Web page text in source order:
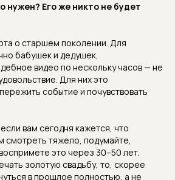
нужен? Его же никто не будет
о старшем поколении. Для
бабушек и дедушек,
видео по нескольку часов — не
Для них это
событие и почувствовать
вам сегодня кажется, что
смотреть тяжело, подумайте,
это через 30–50 лет.
золотую свадьбу, то, скорее
в прошлое полностью, а не